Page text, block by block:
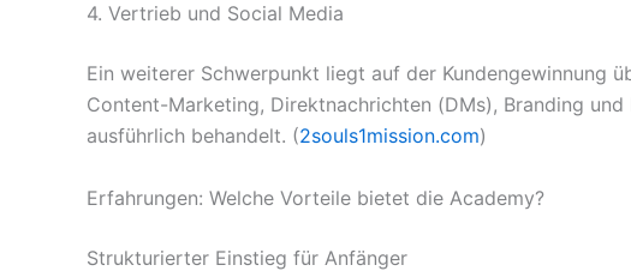
4. Vertrieb und Social Media
Ein weiterer Schwerpunkt liegt auf der Kundengewinnung
Content-Marketing, Direktnachrichten (DMs), Branding
ausführlich behandelt. (2souls1mission.com)
Erfahrungen: Welche Vorteile bietet die Academy?
Strukturierter Einstieg für Anfänger